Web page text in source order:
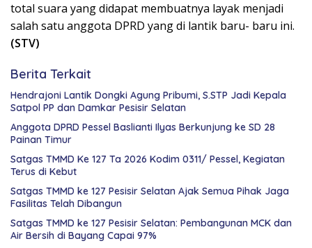
total suara yang didapat membuatnya layak menjadi
salah satu anggota DPRD yang di lantik baru- baru ini.
(STV)
Berita Terkait
Hendrajoni Lantik Dongki Agung Pribumi, S.STP Jadi Kepala
Satpol PP dan Damkar Pesisir Selatan
Anggota DPRD Pessel Baslianti Ilyas Berkunjung ke SD 28
Painan Timur
Satgas TMMD Ke 127 Ta 2026 Kodim 0311/ Pessel, Kegiatan
Terus di Kebut
Satgas TMMD ke 127 Pesisir Selatan Ajak Semua Pihak Jaga
Fasilitas Telah Dibangun
Satgas TMMD ke 127 Pesisir Selatan: Pembangunan MCK dan
Air Bersih di Bayang Capai 97%